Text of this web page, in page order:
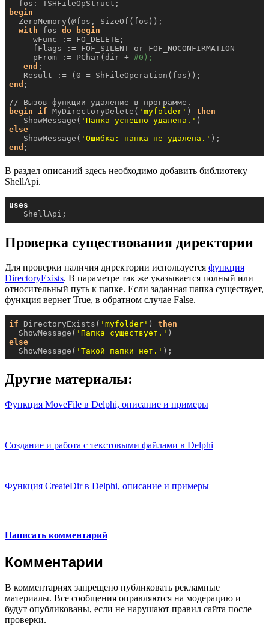
begin
  ZeroMemory(@fos, SizeOf(fos));
with fos do
begin
     wFunc := FO_DELETE;
     fFlags := FOF_SILENT or FOF_NOCONFIRMATION
     pFrom := PChar(dir +
#0);
end ;
end ;
begin
if MyDirectoryDelete( 'myfolder' ) then
   ShowMessage(
'Папка успешно удалена.'
else
   ShowMessage(
'Ошибка: папка не удалена.'
end ;
В раздел описаний здесь необходимо добавить библиотеку
ShellApi.
uses
   ShellApi;
Проверка существования директории
Для проверки наличия директории используется функция
DirectoryExists. В параметре так же указывается полный или
относительный путь к папке. Если заданная папка существует,
функция вернет True, в обратном случае False.
if DirectoryExists( 'myfolder' ) then
  ShowMessage(
'Папка существует.'
else
  ShowMessage(
'Такой папки нет.' );
Другие материалы:
Функция MoveFile в Delphi, описание и примеры
Создание и работа с текстовыми файлами в Delphi
Функция CreateDir в Delphi, описание и примеры
Написать комментарий
Комментарии
В комментариях запрещено публиковать рекламные
материалы. Все сообщения оправляются на модерацию и
будут опубликованы, если не нарушают правил сайта после
проверки.